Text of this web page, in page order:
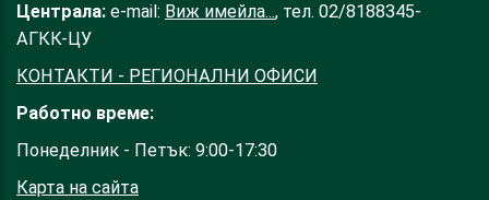
Централа: e-mail: Виж имейла..., тел. 02/8188345-
АГКК-ЦУ
КОНТАКТИ - РЕГИОНАЛНИ ОФИСИ
Работно време:
Понеделник - Петък: 9:00-17:30
Карта на сайта